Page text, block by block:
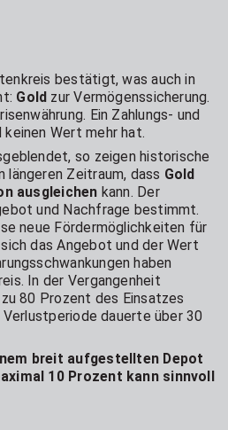
bestätigt, was auch in
Gold zur Vermögenssicherung.
Ein Zahlungs- und
Wert mehr hat.
so zeigen historische
längeren Zeitraum, dass Gold
ausgleichen kann. Der
und Nachfrage bestimmt.
neue Fördermöglichkeiten für
das Angebot und der Wert
haben
In der Vergangenheit
80 Prozent des Einsatzes
dauerte über 30
breit aufgestellten Depot
10 Prozent kann sinnvoll